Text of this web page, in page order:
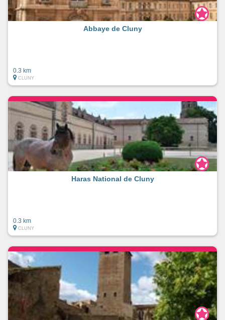
Abbaye de Cluny
0.3 km
CLUNY
Haras National de Cluny
0.3 km
CLUNY